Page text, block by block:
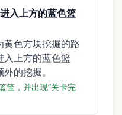
入上方的蓝色篮
色方块挖掘的路
入上方的蓝色篮
的挖掘。
筐，并出现“关卡完